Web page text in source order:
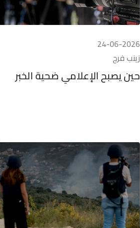
24-06-2026
زينب فرج
حين يصبح الإعلامي ضحية الخبر